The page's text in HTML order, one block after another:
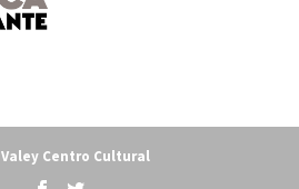
Valey Centro Cultural